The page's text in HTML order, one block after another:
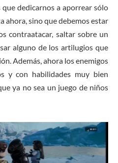
que dedicarnos a aporrear sólo
ahora, sino que debemos estar
contraatacar, saltar sobre un
alguno de los artilugios que
Además, ahora los enemigos
y con habilidades muy bien
ya no sea un juego de niños